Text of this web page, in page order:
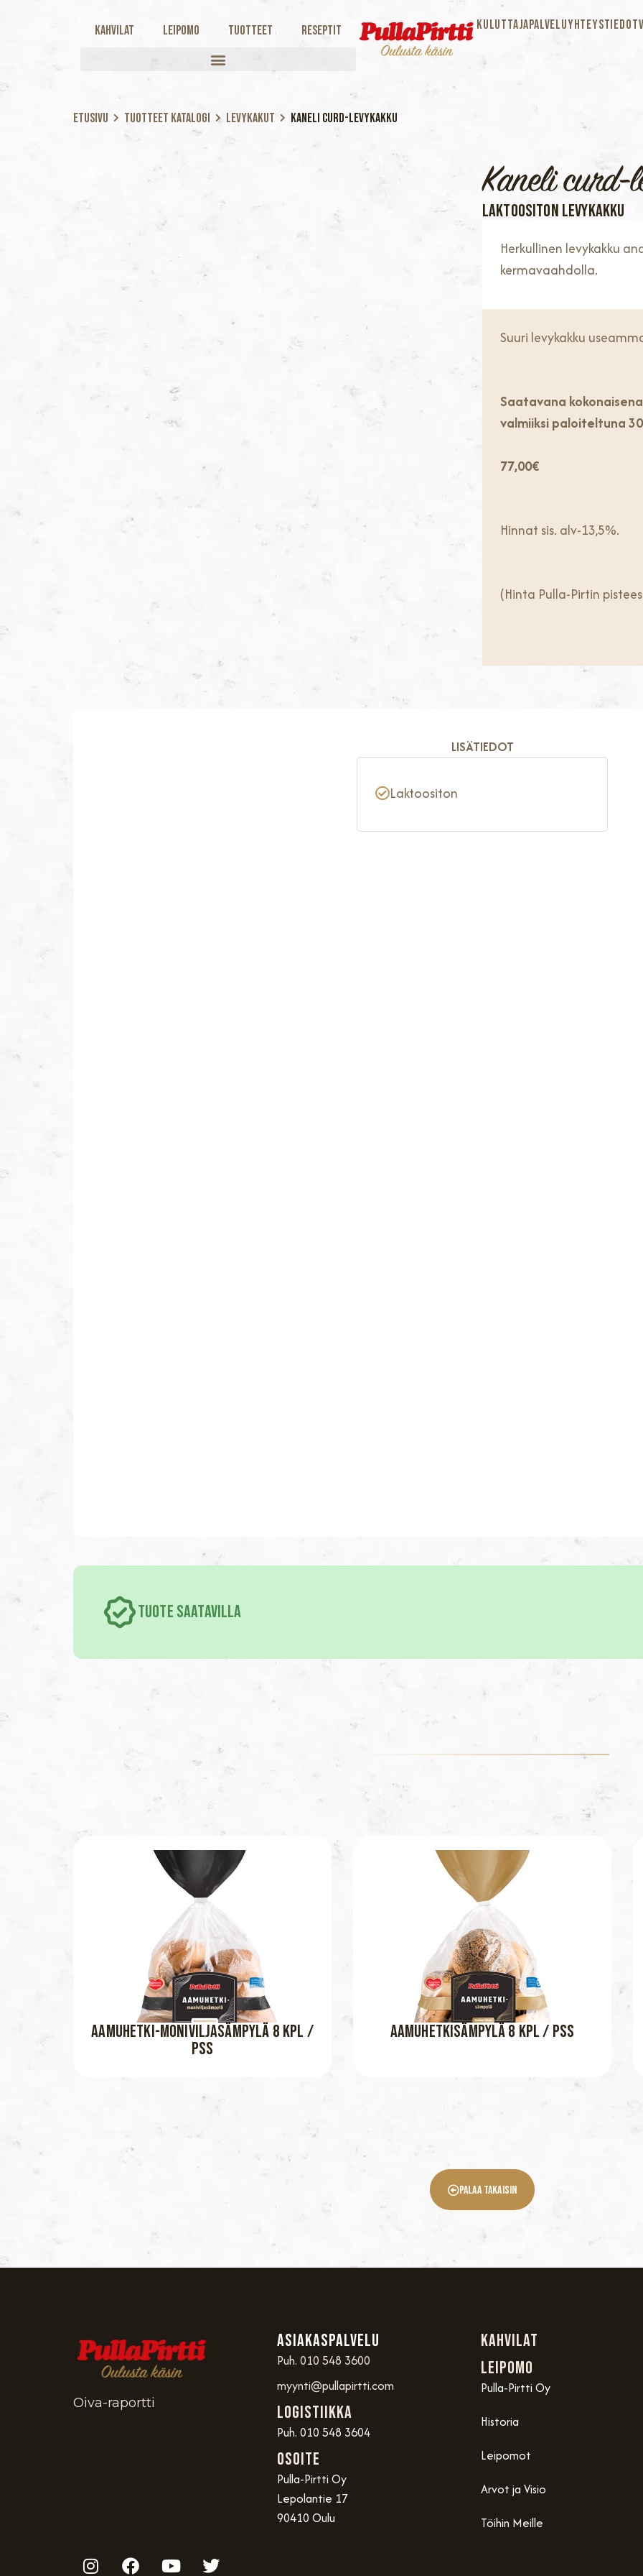
Kahvilat Leipomo Tuotteet Reseptit KULUTTAJAPALVELUYHTEYSTIEDOT
Etusivu Tuotteet katalogi Levykakut Kaneli curd-levykakku
Kaneli curd-
LAKTOOSITON LEVYKAKKU
Herkullinen levykakku
kermavaahdolla.
Suuri levykakku
Saatavana
valmiiksi paloiteltuna
77,00€
Hinnat sis. alv-13,5%.
(Hinta Pulla-Pirtin
LISÄTIEDOT
Laktoositon
TUOTE SAATAVILLA
AAMUHETKI-MONIVILJASÄMPYLÄ 8 KPL /
PSS
AAMUHETKISÄMPYLÄ 8 KPL / PSS
Palaa Takaisin
Oiva-raportti
Asiakaspalvelu
Puh. 010 548 3600
myynti@pullapirtti.com
Logistiikka
Puh. 010 548 3604
OSOITE
Pulla-Pirtti Oy
Lepolantie 17
90410 Oulu
Kahvilat
Leipomo
Pulla-Pirtti Oy
Historia
Leipomot
Arvot ja Visio
Töihin Meille